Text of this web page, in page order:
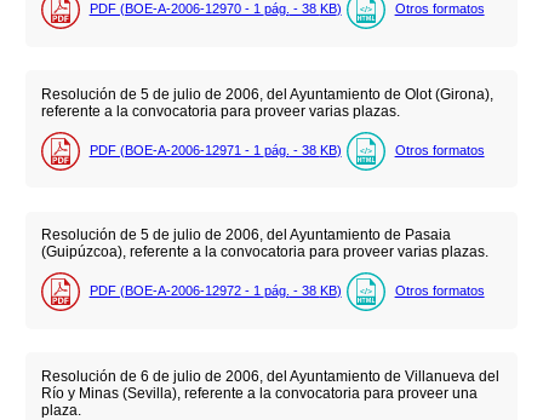
PDF (BOE-A-2006-12970 - 1 pág. - 38 KB) Otros formatos
Resolución de 5 de julio de 2006, del Ayuntamiento de Olot (Girona),
referente a la convocatoria para proveer varias plazas.
PDF (BOE-A-2006-12971 - 1 pág. - 38 KB) Otros formatos
Resolución de 5 de julio de 2006, del Ayuntamiento de Pasaia
(Guipúzcoa), referente a la convocatoria para proveer varias plazas.
PDF (BOE-A-2006-12972 - 1 pág. - 38 KB) Otros formatos
Resolución de 6 de julio de 2006, del Ayuntamiento de Villanueva del
Río y Minas (Sevilla), referente a la convocatoria para proveer una
plaza.